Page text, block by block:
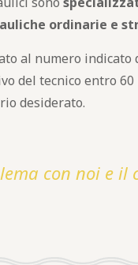
ordinarie e
al numero
del tecnico entro
desiderato.
con noi e il